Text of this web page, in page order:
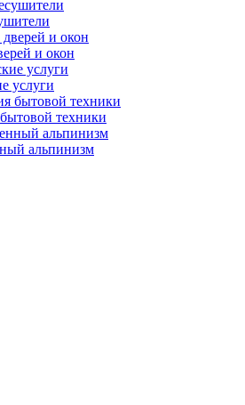
и окон
услуги
техники
альпинизм